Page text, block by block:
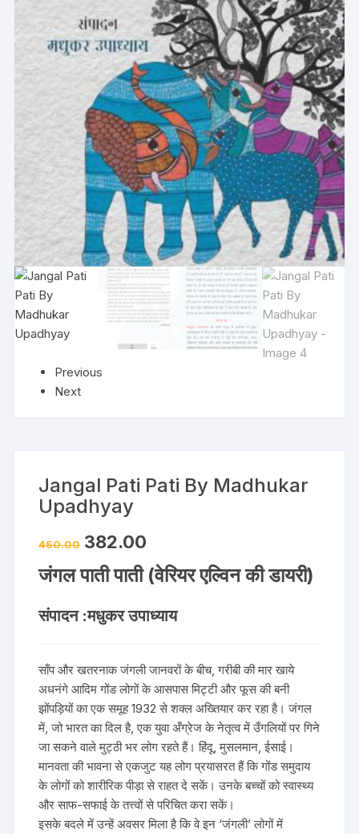
Previous
Next
Jangal Pati Pati By Madhukar
Upadhyay
450.00 382.00
जंगल पाती पाती (वेरियर एल्विन की डायरी)
संपादन :मधुकर उपाध्याय
साँप और खतरनाक जंगली जानवरों के बीच, गरीबी की मार खाये
अधनंगे आदिम गोंड लोगों के आसपास मिट्टी और फूस की बनी
झोंपड़ियों का एक समूह 1932 से शक्ल अख्तियार कर रहा है। जंगल
में, जो भारत का दिल है, एक युवा अँग्रेज के नेतृत्व में उँगलियों पर गिने
जा सकने वाले मुट्ठी भर लोग रहते हैं। हिंदू, मुसलमान, ईसाई।
मानवता की भावना से एकजुट यह लोग प्रयासरत हैं कि गोंड समुदाय
के लोगों को शारीरिक पीड़ा से राहत दे सकें। उनके बच्चों को स्वास्थ्य
और साफ-सफाई के तत्त्वों से परिचित करा सकें।
इसके बदले में उन्हें अवसर मिला है कि वे इन ‘जंगली’ लोगों में